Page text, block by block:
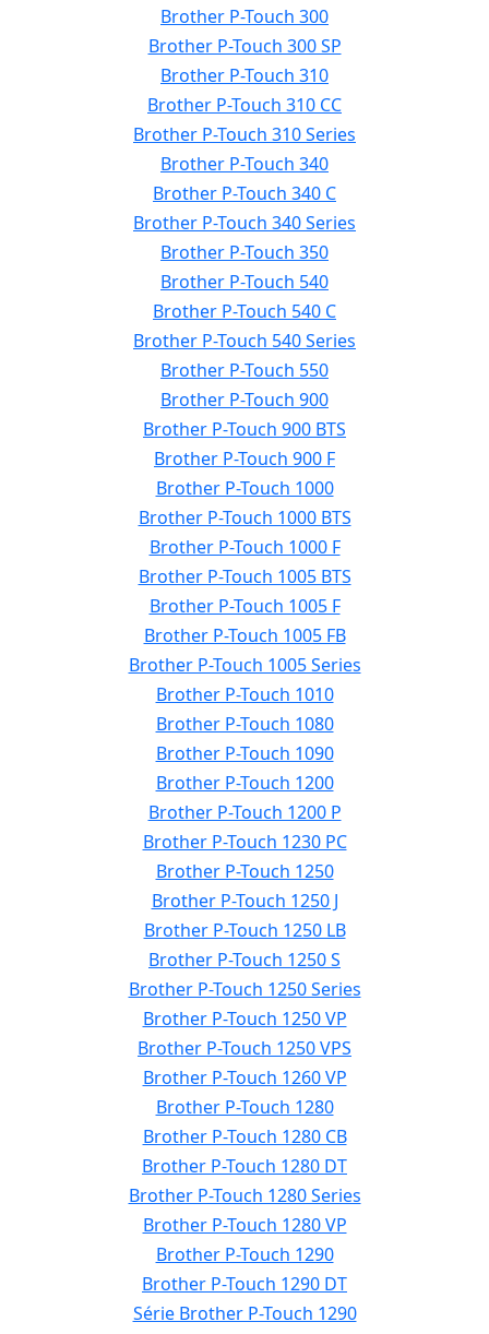
Brother P-Touch 300
Brother P-Touch 300 SP
Brother P-Touch 310
Brother P-Touch 310 CC
Brother P-Touch 310 Series
Brother P-Touch 340
Brother P-Touch 340 C
Brother P-Touch 340 Series
Brother P-Touch 350
Brother P-Touch 540
Brother P-Touch 540 C
Brother P-Touch 540 Series
Brother P-Touch 550
Brother P-Touch 900
Brother P-Touch 900 BTS
Brother P-Touch 900 F
Brother P-Touch 1000
Brother P-Touch 1000 BTS
Brother P-Touch 1000 F
Brother P-Touch 1005 BTS
Brother P-Touch 1005 F
Brother P-Touch 1005 FB
Brother P-Touch 1005 Series
Brother P-Touch 1010
Brother P-Touch 1080
Brother P-Touch 1090
Brother P-Touch 1200
Brother P-Touch 1200 P
Brother P-Touch 1230 PC
Brother P-Touch 1250
Brother P-Touch 1250 J
Brother P-Touch 1250 LB
Brother P-Touch 1250 S
Brother P-Touch 1250 Series
Brother P-Touch 1250 VP
Brother P-Touch 1250 VPS
Brother P-Touch 1260 VP
Brother P-Touch 1280
Brother P-Touch 1280 CB
Brother P-Touch 1280 DT
Brother P-Touch 1280 Series
Brother P-Touch 1280 VP
Brother P-Touch 1290
Brother P-Touch 1290 DT
Série Brother P-Touch 1290